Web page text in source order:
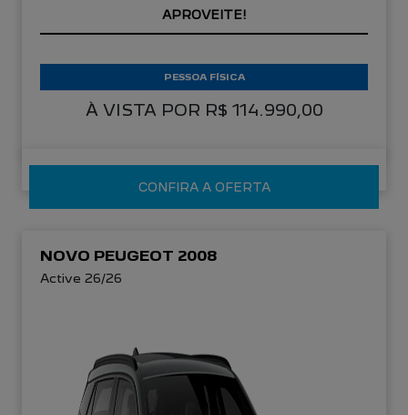
APROVEITE!
À VISTA POR R$ 114.990,00
PESSOA FÍSICA
CONFIRA A OFERTA
NOVO PEUGEOT 2008
Active 26/26